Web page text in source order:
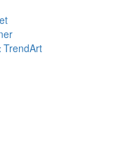
TrendArt